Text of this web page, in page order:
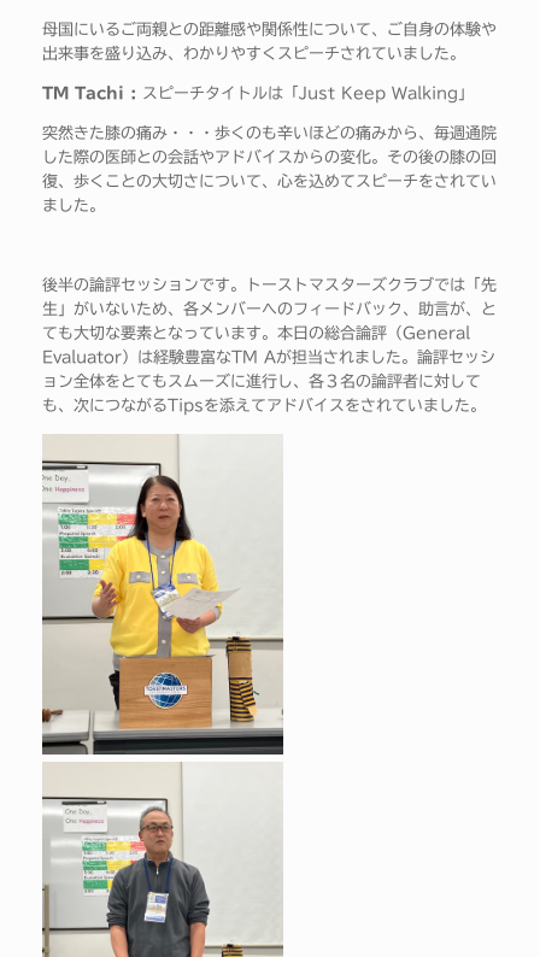
母国にいるご両親との距離感や関係性について、ご自身の体験や
出来事を盛り込み、わかりやすくスピーチされていました。
TM Tachi : スピーチタイトルは「Just Keep Walking」
突然きた膝の痛み・・・歩くのも辛いほどの痛みから、毎週通院
した際の医師との会話やアドバイスからの変化。その後の膝の回
復、歩くことの大切さについて、心を込めてスピーチをされてい
ました。
後半の論評セッションです。トーストマスターズクラブでは「先
生」がいないため、各メンバーへのフィードバック、助言が、と
ても大切な要素となっています。本日の総合論評（General
Evaluator）は経験豊富なTM Aが担当されました。論評セッシ
ョン全体をとてもスムーズに進行し、各３名の論評者に対して
も、次につながるTipsを添えてアドバイスをされていました。